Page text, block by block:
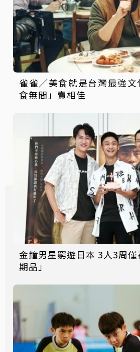
雀雀／美食就是台灣最強
食無間」賣相佳
金鐘男星窮遊日本 3人3周
期品」